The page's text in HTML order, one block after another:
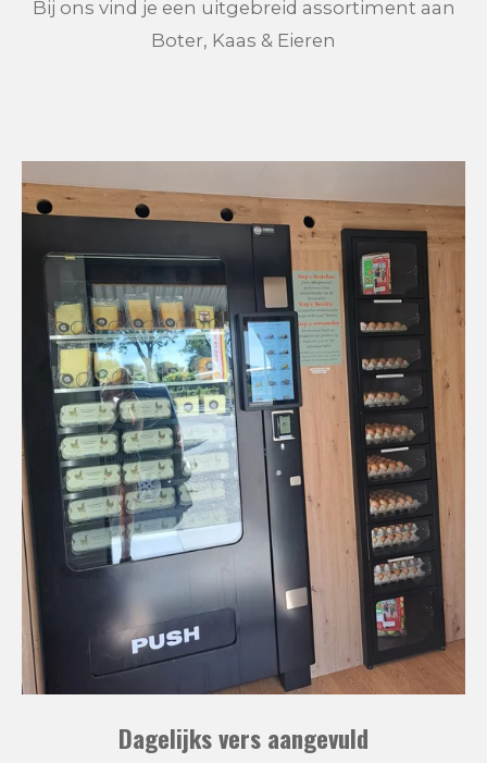
Bij ons vind je een uitgebreid assortiment aan
Boter, Kaas & Eieren
Dagelijks vers aangevuld